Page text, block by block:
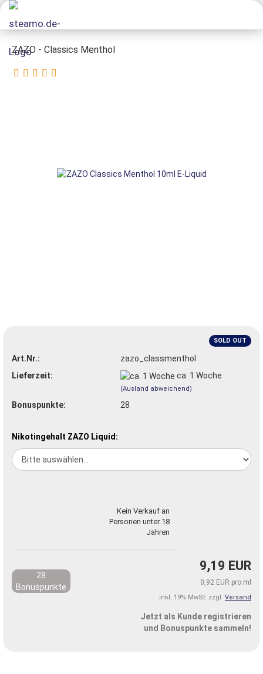
ZAZO - Classics Menthol
SOLD OUT
Art.Nr.:
zazo_classmenthol
Lieferzeit:
ca. 1 Woche
(Ausland abweichend)
Bonuspunkte: 28
Nikotingehalt ZAZO Liquid:
Kein Verkauf an
Personen unter 18
Jahren
9,19 EUR
0,92 EUR pro ml
inkl. 19% MwSt. zzgl. Versand
28
Bonuspunkte
Jetzt als Kunde registrieren
und Bonuspunkte sammeln!